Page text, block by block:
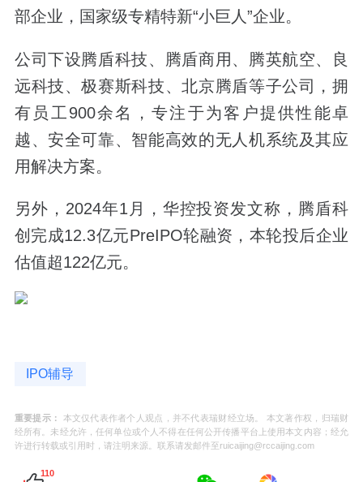
部企业，国家级专精特新“小巨人”企业。
公司下设腾盾科技、腾盾商用、腾英航空、良
远科技、极赛斯科技、北京腾盾等子公司，拥
有员工900余名，专注于为客户提供性能卓
越、安全可靠、智能高效的无人机系统及其应
用解决方案。
另外，2024年1月，华控投资发文称，腾盾科
创完成12.3亿元PreIPO轮融资，本轮投后企业
估值超122亿元。
IPO辅导
重要提示：
本文仅代表作者个人观点，并不代表瑞财经立场。 本文著作权，归瑞财
经所有。未经允许，任何单位或个人不得在任何公开传播平台上使用本文内容；经允
许进行转载或引用时，请注明来源。联系请发邮件至ruicaijing@rccaijing.com
110